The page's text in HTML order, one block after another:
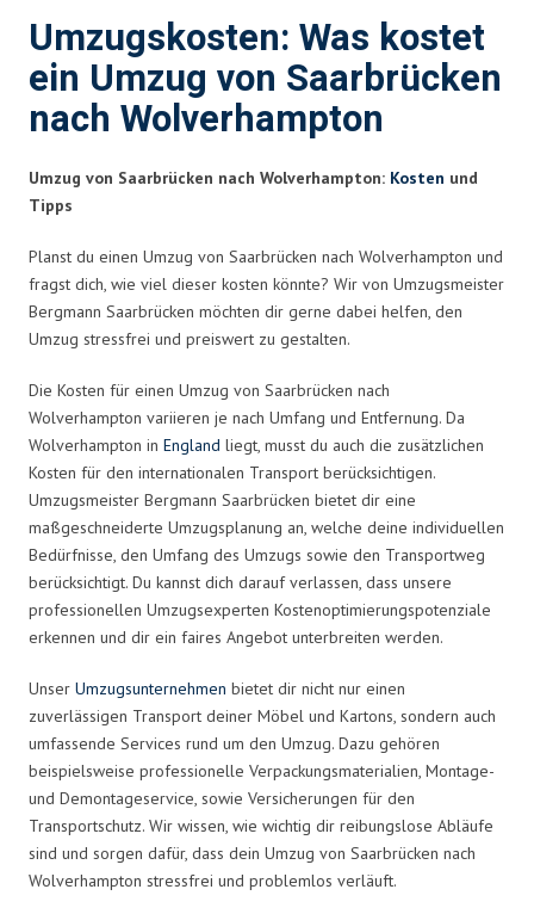
Umzugskosten: Was kostet
ein Umzug von Saarbrücken
nach Wolverhampton
Umzug von Saarbrücken nach Wolverhampton: Kosten und
Tipps
Planst du einen Umzug von Saarbrücken nach Wolverhampton und
fragst dich, wie viel dieser kosten könnte? Wir von Umzugsmeister
Bergmann Saarbrücken möchten dir gerne dabei helfen, den
Umzug stressfrei und preiswert zu gestalten.
Die Kosten für einen Umzug von Saarbrücken nach
Wolverhampton variieren je nach Umfang und Entfernung. Da
Wolverhampton in England liegt, musst du auch die zusätzlichen
Kosten für den internationalen Transport berücksichtigen.
Umzugsmeister Bergmann Saarbrücken bietet dir eine
maßgeschneiderte Umzugsplanung an, welche deine individuellen
Bedürfnisse, den Umfang des Umzugs sowie den Transportweg
berücksichtigt. Du kannst dich darauf verlassen, dass unsere
professionellen Umzugsexperten Kostenoptimierungspotenziale
erkennen und dir ein faires Angebot unterbreiten werden.
Unser Umzugsunternehmen bietet dir nicht nur einen
zuverlässigen Transport deiner Möbel und Kartons, sondern auch
umfassende Services rund um den Umzug. Dazu gehören
beispielsweise professionelle Verpackungsmaterialien, Montage-
und Demontageservice, sowie Versicherungen für den
Transportschutz. Wir wissen, wie wichtig dir reibungslose Abläufe
sind und sorgen dafür, dass dein Umzug von Saarbrücken nach
Wolverhampton stressfrei und problemlos verläuft.